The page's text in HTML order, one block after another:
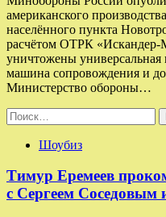
американского
населённого пункта
расчётом ОТРК
уничтожены универсальная
машина сопровождения и
Министерство обороны…
Найти:
Шоубиз
Тимур Еремеев
с Сергеем Соседовым